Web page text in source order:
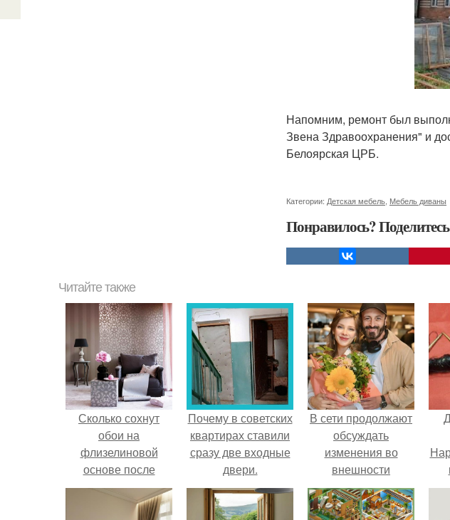
Напомним, ремонт был
Звена Здравоохранения" и
Белоярская ЦРБ.
Категории: Детская мебель Мебель диваны
Понравилось?
Читайте также
Сколько сохнут
обои на
флизелиновой
основе после
поклейки. Когда
высохнет клей?
Почему в советских
квартирах ставили
сразу две входные
двери.
В сети продолжают
обсуждать
изменения во
внешности
актрисы.